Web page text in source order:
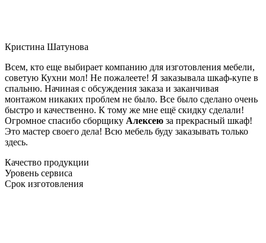
Кристина Шатунова
Всем, кто еще выбирает компанию для изготовления мебели,
советую Кухни мол! Не пожалеете! Я заказывала шкаф-купе в
спальню. Начиная с обсуждения заказа и заканчивая
монтажом никаких проблем не было. Все было сделано очень
быстро и качественно. К тому же мне ещё скидку сделали!
Огромное спасибо сборщику Алексею за прекрасный шкаф!
Это мастер своего дела! Всю мебель буду заказывать только
здесь.
Качество продукции
Уровень сервиса
Срок изготовления